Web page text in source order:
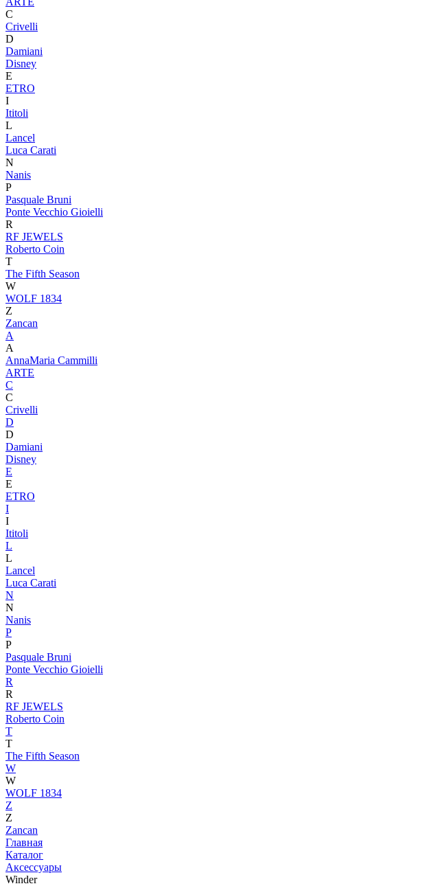
C
Crivelli
D
Damiani
Disney
E
ETRO
I
Ititoli
L
Lancel
Luca Carati
N
Nanis
P
Pasquale Bruni
Ponte Vecchio Gioielli
R
RF JEWELS
Roberto Coin
T
The Fifth Season
W
WOLF 1834
Z
Zancan
A
A
AnnaMaria Cammilli
ARTE
C
C
Crivelli
D
D
Damiani
Disney
E
E
ETRO
I
I
Ititoli
L
L
Lancel
Luca Carati
N
N
Nanis
P
P
Pasquale Bruni
Ponte Vecchio Gioielli
R
R
RF JEWELS
Roberto Coin
T
T
The Fifth Season
W
W
WOLF 1834
Z
Z
Zancan
Главная
Каталог
Аксессуары
Winder